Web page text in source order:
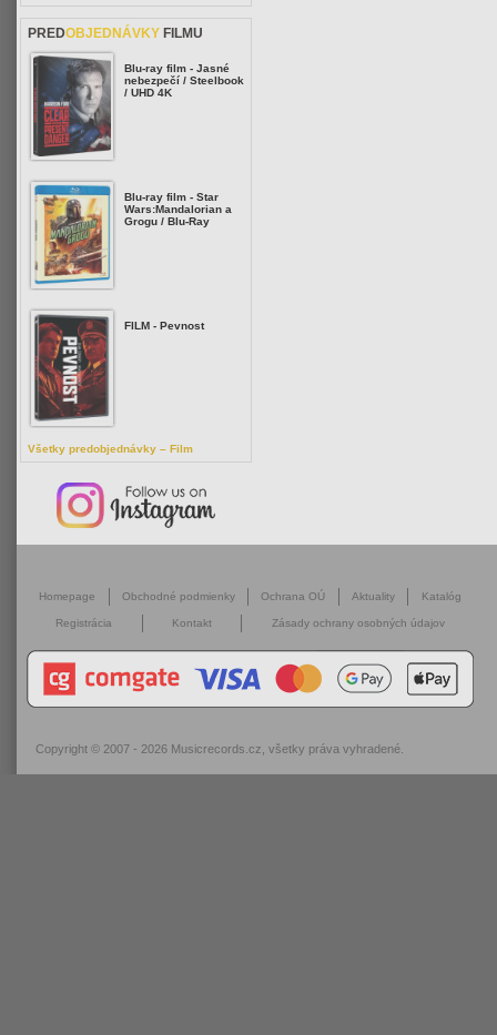
PREDOBJEDNÁVKY FILMU
Blu-ray film - Jasné
nebezpečí / Steelbook
/ UHD 4K
Blu-ray film - Star
Wars:Mandalorian a
Grogu / Blu-Ray
FILM - Pevnost
Všetky predobjednávky – Film
Homepage Obchodné podmienky Ochrana OÚ Aktuality Katalóg
Registrácia Kontakt Zásady ochrany osobných údajov
Copyright © 2007 - 2026 Musicrecords.cz , všetky práva vyhradené.